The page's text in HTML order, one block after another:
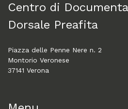
Centro di
Dorsale Preafita
Piazza delle Penne Nere n. 2
Montorio Veronese
37141 Verona